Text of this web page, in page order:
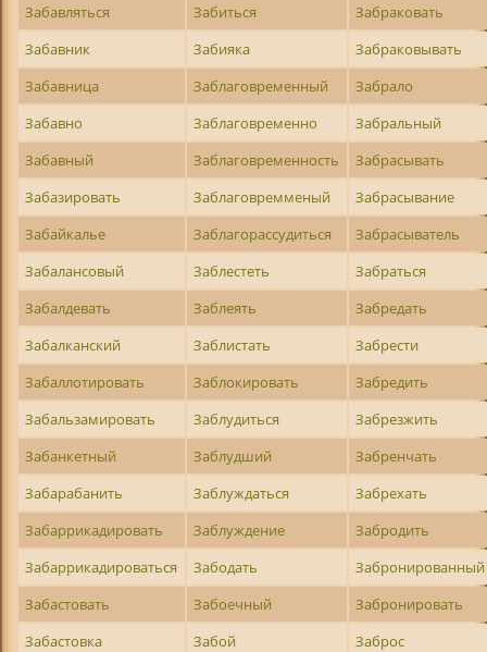
Забавляться
Забиться
Забраковать
Забавник
Забияка
Забраковывать
Забавница
Заблаговременный
Забрало
Забавно
Заблаговременно
Забральный
Забавный
Заблаговременность
Забрасывать
Забазировать
Заблаговремменый
Забрасывание
Забайкалье
Заблагорассудиться
Забрасыватель
Забалансовый
Заблестеть
Забраться
Забалдевать
Заблеять
Забредать
Забалканский
Заблистать
Забрести
Забаллотировать
Заблокировать
Забредить
Забальзамировать
Заблудиться
Забрезжить
Забанкетный
Заблудший
Забренчать
Забарабанить
Заблуждаться
Забрехать
Забаррикадировать
Заблуждение
Забродить
Забаррикадироваться
Забодать
Забронированный
Забастовать
Забоечный
Забронировать
Забастовка
Забой
Заброс